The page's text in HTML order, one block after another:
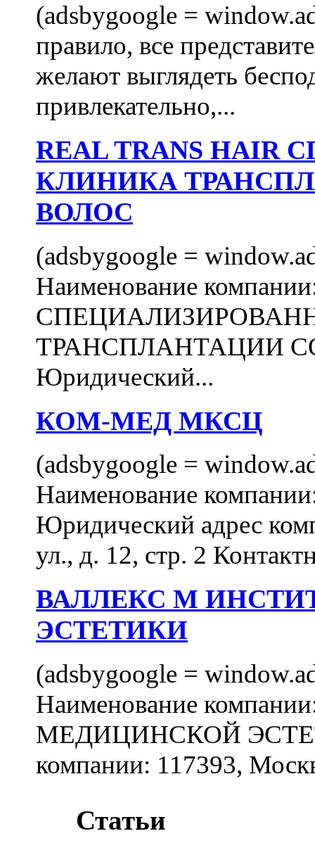
(adsbygoogle =
правило, все
желают выглядеть
привлекательно,...
REAL TRANS
КЛИНИКА
ВОЛОС
(adsbygoogle =
Наименование
ТРАНСПЛАНТАЦИИ
Юридический...
КОМ-МЕД МКСЦ
(adsbygoogle =
Наименование
Юридический адрес
ул., д. 12, стр. 2
ВАЛЛЕКС М
ЭСТЕТИКИ
(adsbygoogle =
Наименование
МЕДИЦИНСКОЙ
компании: 117393,
Статьи